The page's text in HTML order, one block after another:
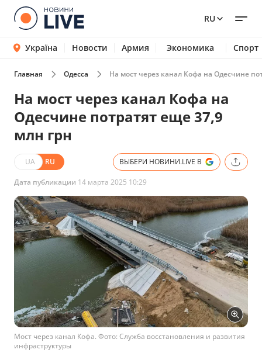
RU
Україна Новости Армия Экономика Спорт
Главная Одесса На мост через канал Кофа на Одесчине
На мост через канал Кофа на
Одесчине потратят еще 37,9
млн грн
UA RU ВЫБЕРИ НОВИНИ.LIVE В
Дата публикации 14 марта 2025 10:29
Мост через канал Кофа. Фото: Служба восстановления и развития
инфраструктуры